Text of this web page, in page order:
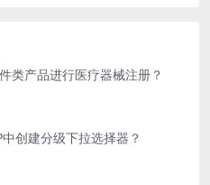
类产品进行医疗器械注册？
创建分级下拉选择器？